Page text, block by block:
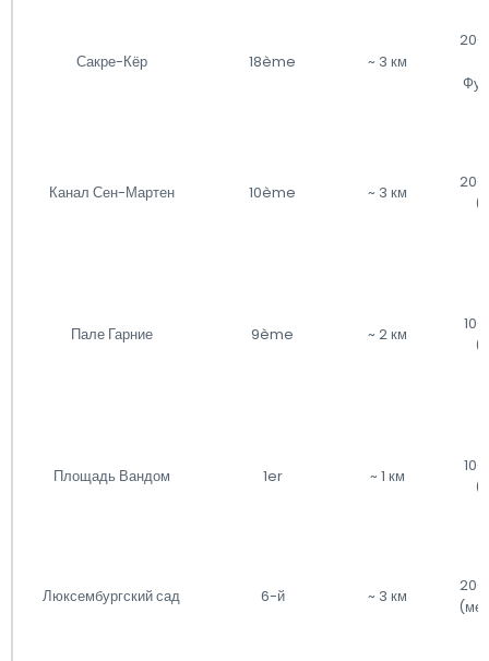
Сакре-Кёр 18ème ~ 3 км
20-
Канал Сен-Мартен 10ème ~ 3 км
20-
Пале Гарние 9ème ~ 2 км
10-
Площадь Вандом 1er ~ 1 км
10-
Люксембургский сад 6-й ~ 3 км
20-